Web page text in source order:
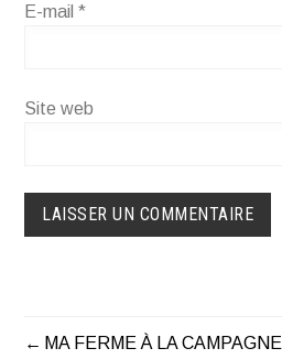
E-mail*
Site web
MA FERME À LA CAMPAGNE